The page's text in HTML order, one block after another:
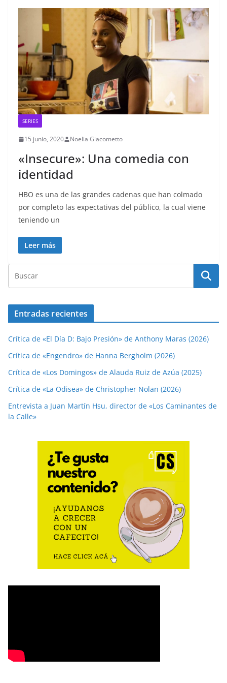
SERIES
15 junio, 2020 Noelia Giacometto
«Insecure»: Una comedia con
identidad
HBO es una de las grandes cadenas que han colmado
por completo las expectativas del público, la cual viene
teniendo un
Leer más
Entradas recientes
Crítica de «El Día D: Bajo Presión» de Anthony Maras (2026)
Crítica de «Engendro» de Hanna Bergholm (2026)
Crítica de «Los Domingos» de Alauda Ruiz de Azúa (2025)
Crítica de «La Odisea» de Christopher Nolan (2026)
Entrevista a Juan Martín Hsu, director de «Los Caminantes de
la Calle»